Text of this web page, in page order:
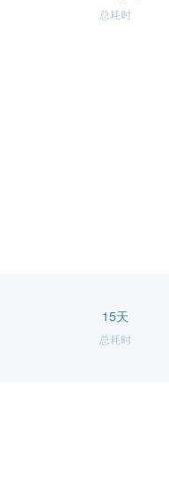
总耗时
15天
总耗时